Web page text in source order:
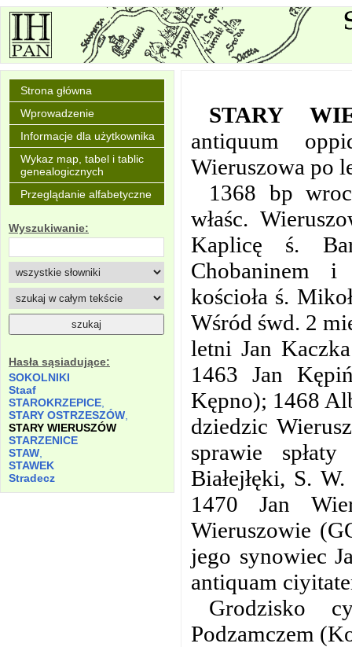
Strona główna
Wprowadzenie
Informacje dla użytkownika
Wykaz map, tabel i tablic
genealogicznych
Przeglądanie alfabetyczne
Wyszukiwanie:
Hasła sąsiadujące:
SOKOLNIKI
Staaf
STAROKRZEPICE
STARY OSTRZESZÓW
STARY WIERUSZÓW
STARZENICE
STAW
STAWEK
Stradecz
STARY
antiquum
Wieruszowa po
1368 bp
właśc.
Kaplicę ś.
Chobaninem
kościoła ś.
Wśród śwd. 2
letni Jan
1463 Jan
Kępno); 1468
dziedzic
sprawie
Białejłęki, S.
1470 Jan
Wieruszowie
jego synowiec
antiquam
Grodzisko
Podzamczem